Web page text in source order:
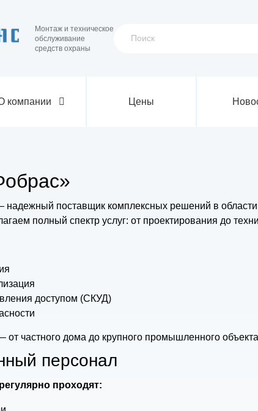
Монтаж и техническое
обслуживание
средств охраны
компании Цены
поставщик комплексных решений в
полный спектр услуг: от проектирования до
доступом (СКУД)
частного дома до крупного промышленного
персонал
проходят: